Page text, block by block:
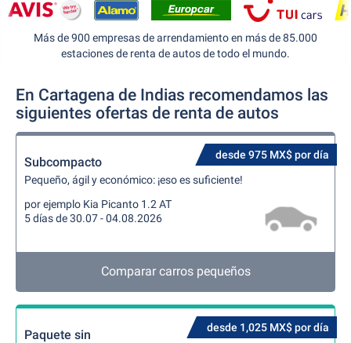
Más de 900 empresas de arrendamiento en más de 85.000
estaciones de renta de autos de todo el mundo.
En Cartagena de Indias recomendamos las
siguientes ofertas de renta de autos
desde 975 MX$ por día
Subcompacto
Pequeño, ágil y económico: ¡eso es suficiente!
por ejemplo Kia Picanto 1.2 AT
5 días de 30.07 - 04.08.2026
Comparar carros pequeños
desde 1,025 MX$ por día
Paquete sin